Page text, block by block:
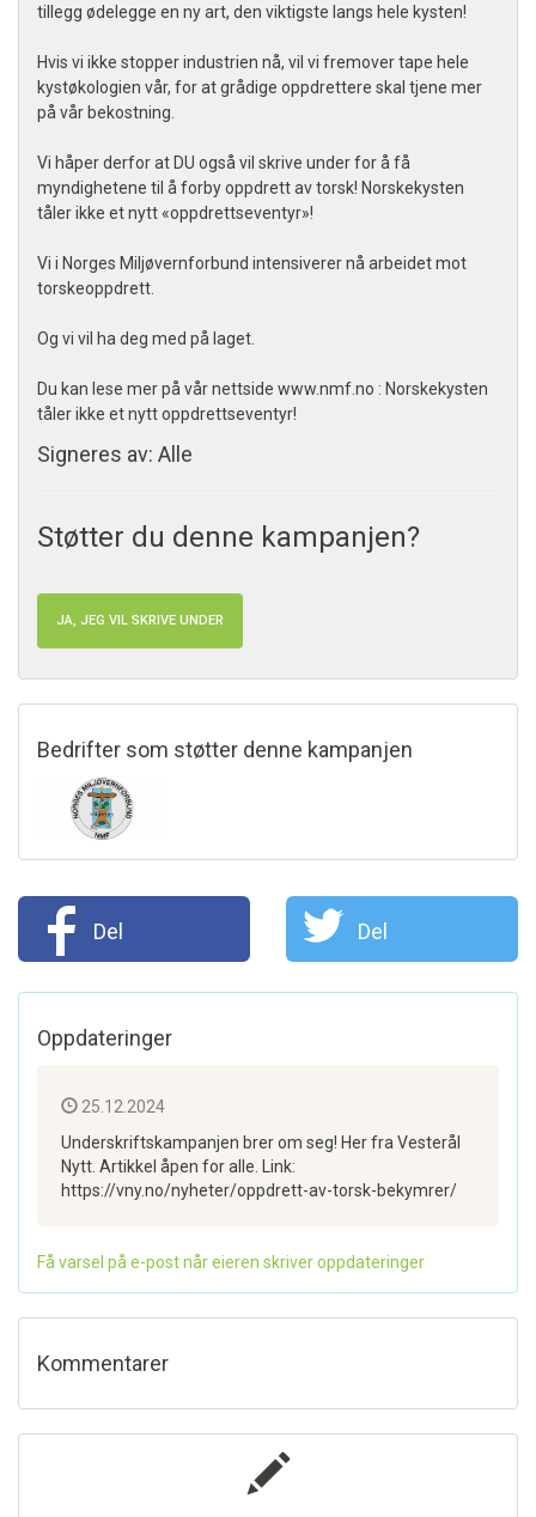
tillegg ødelegge en ny art, den viktigste langs hele kysten!
Hvis vi ikke stopper industrien nå, vil vi fremover tape hele
kystøkologien vår, for at grådige oppdrettere skal tjene mer
på vår bekostning.
Vi håper derfor at DU også vil skrive under for å få
myndighetene til å forby oppdrett av torsk! Norskekysten
tåler ikke et nytt «oppdrettseventyr»!
Vi i Norges Miljøvernforbund intensiverer nå arbeidet mot
torskeoppdrett.
Og vi vil ha deg med på laget.
Du kan lese mer på vår nettside www.nmf.no : Norskekysten
tåler ikke et nytt oppdrettseventyr!
Signeres av: Alle
Støtter du denne kampanjen?
JA, JEG VIL SKRIVE UNDER
Bedrifter som støtter denne kampanjen
Del Del
Oppdateringer
25.12.2024
Underskriftskampanjen brer om seg! Her fra Vesterål
Nytt. Artikkel åpen for alle. Link:
https://vny.no/nyheter/oppdrett-av-torsk-bekymrer/
Få varsel på e-post når eieren skriver oppdateringer
Kommentarer